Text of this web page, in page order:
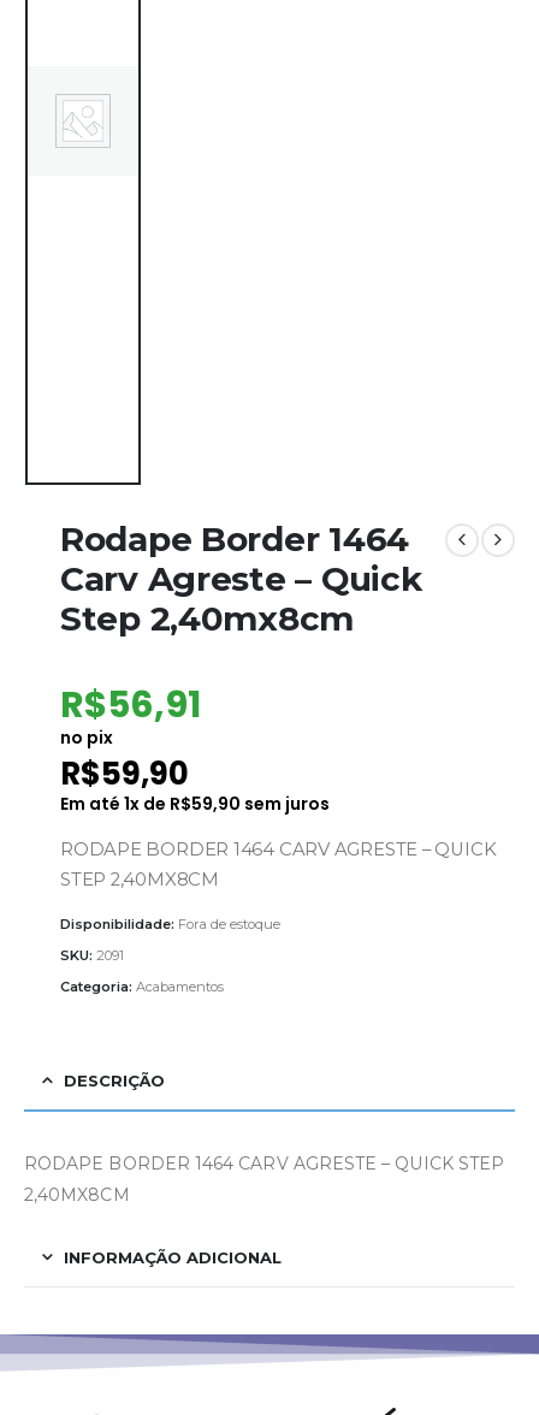
Rodape Border 1464
Carv Agreste – Quick
Step 2,40mx8cm
R$56,91
no pix
R$59,90
Em até 1x de R$59,90 sem juros
RODAPE BORDER 1464 CARV AGRESTE – QUICK
STEP 2,40MX8CM
Disponibilidade: Fora de estoque
SKU: 2091
Categoria: Acabamentos
DESCRIÇÃO
RODAPE BORDER 1464 CARV AGRESTE – QUICK STEP
2,40MX8CM
INFORMAÇÃO ADICIONAL